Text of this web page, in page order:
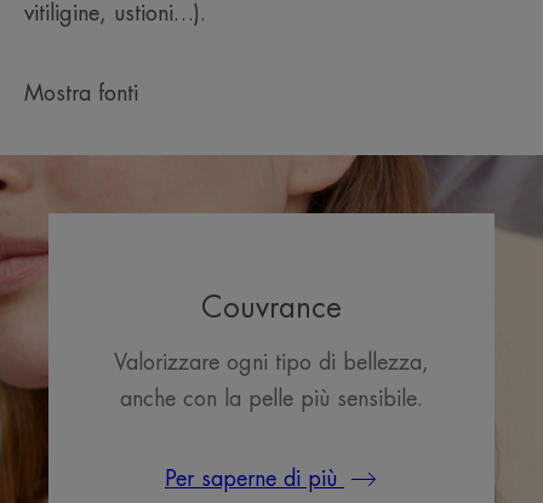
vitiligine, ustioni…).
Mostra fonti
Couvrance
Valorizzare ogni tipo di bellezza,
anche con la pelle più sensibile.
Per saperne di più